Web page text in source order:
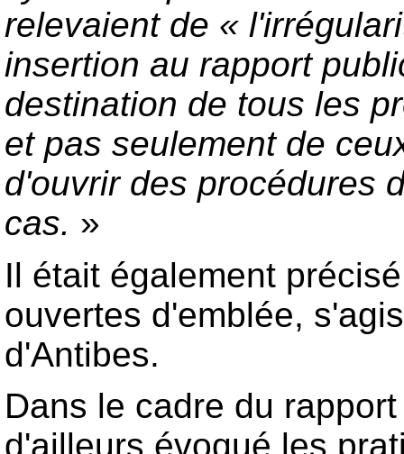
relevaient de «
insertion au rapport
destination de tous les
et pas seulement de
d'ouvrir des procédures
cas. »
Il était également
ouvertes d'emblée,
d'Antibes.
Dans le cadre du
d'ailleurs évoqué les